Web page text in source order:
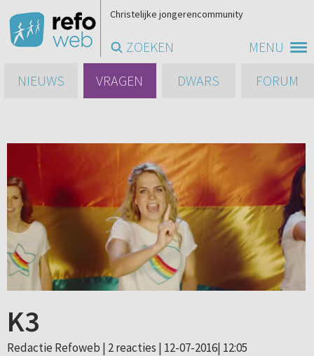
MENU
Christelijke jongerencommunity
ZOEKEN
NIEUWS
VRAGEN DWARS FORUM
K3
Redactie Refoweb | 2 reacties | 12-07-2016| 12:05